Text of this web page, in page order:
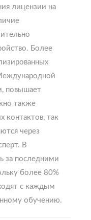
лицензии на
Более
повышает
также
контактов, так
через
В
за последними
более 80%
с каждым
обучению.